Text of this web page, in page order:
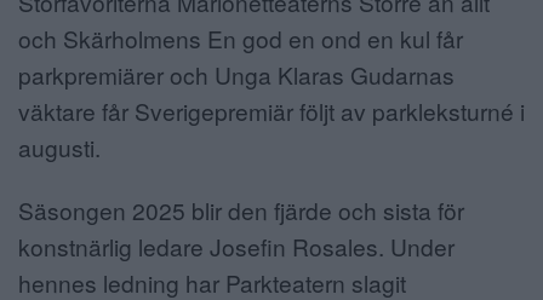
och Skärholmens En god en ond en kul får
parkpremiärer och Unga Klaras Gudarnas
väktare får Sverigepremiär följt av parkleksturné i
augusti.
Säsongen 2025 blir den fjärde och sista för
konstnärlig ledare Josefin Rosales. Under
hennes ledning har Parkteatern slagit